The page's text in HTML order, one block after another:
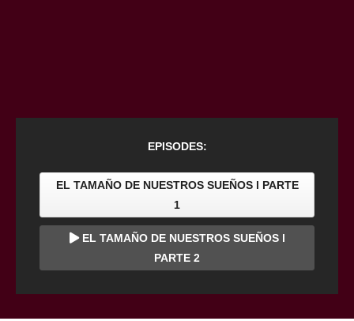
EPISODES:
EL TAMAÑO DE NUESTROS SUEÑOS l PARTE
1
EL TAMAÑO DE NUESTROS SUEÑOS l
PARTE 2